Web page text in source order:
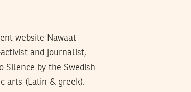
website Nawaat
and journalist,
Silence by the Swedish
arts (Latin & greek).